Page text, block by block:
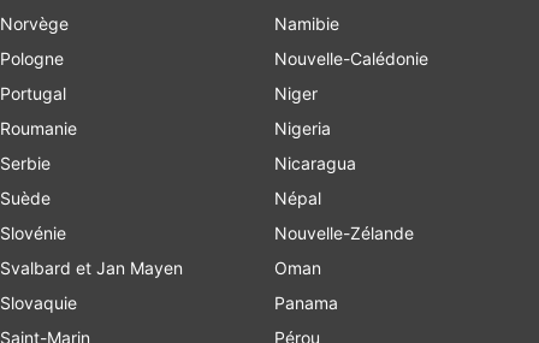
Norvège
Pologne
Portugal
Roumanie
Serbie
Suède
Slovénie
Svalbard et Jan Mayen
Slovaquie
Saint-Marin
Namibie
Nouvelle-Calédonie
Niger
Nigeria
Nicaragua
Népal
Nouvelle-Zélande
Oman
Panama
Pérou